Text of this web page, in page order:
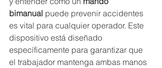
bimanual puede prevenir accidentes
es vital para cualquier operador. Este
dispositivo está diseñado
específicamente para garantizar que
el trabajador mantenga ambas manos